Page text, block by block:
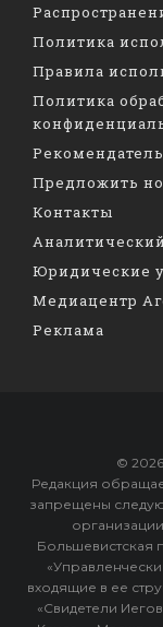
Политика
Правила
Политика
Предложить
Контакты
Юридические
Медиацентр
Реклама
©
Редакция
запрещены
Большевистская
входящие в ее
«Свидетели